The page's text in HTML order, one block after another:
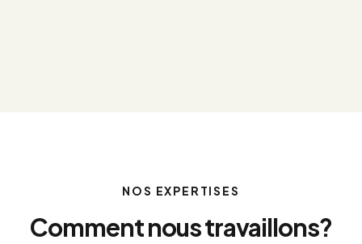
NOS EXPERTISES
Comment nous travaillons?